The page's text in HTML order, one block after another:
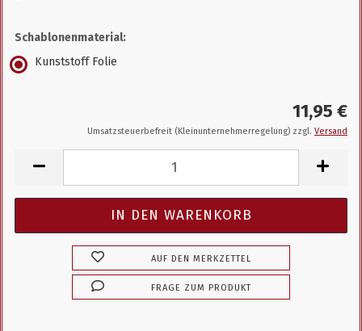
Schablonenmaterial:
Kunststoff Folie
11,95 €
Umsatzsteuerbefreit (Kleinunternehmerregelung) zzgl. Versand
AUF DEN MERKZETTEL
FRAGE ZUM PRODUKT